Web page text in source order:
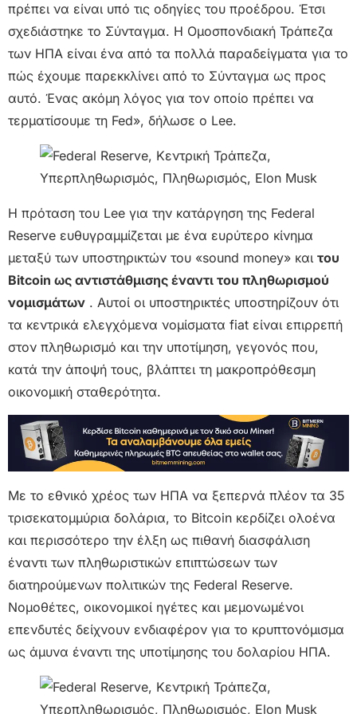
πρέπει να είναι υπό τις οδηγίες του προέδρου. Έτσι
σχεδιάστηκε το Σύνταγμα. Η Ομοσπονδιακή Τράπεζα
των ΗΠΑ είναι ένα από τα πολλά παραδείγματα για το
πώς έχουμε παρεκκλίνει από το Σύνταγμα ως προς
αυτό. Ένας ακόμη λόγος για τον οποίο πρέπει να
τερματίσουμε τη Fed», δήλωσε ο Lee.
Η πρόταση του Lee για την κατάργηση της Federal
Reserve ευθυγραμμίζεται με ένα ευρύτερο κίνημα
μεταξύ των υποστηρικτών του «sound money» και του
Bitcoin ως αντιστάθμισης έναντι του πληθωρισμού
νομισμάτων . Αυτοί οι υποστηρικτές υποστηρίζουν ότι
τα κεντρικά ελεγχόμενα νομίσματα fiat είναι επιρρεπή
στον πληθωρισμό και την υποτίμηση, γεγονός που,
κατά την άποψή τους, βλάπτει τη μακροπρόθεσμη
οικονομική σταθερότητα.
Με το εθνικό χρέος των ΗΠΑ να ξεπερνά πλέον τα 35
τρισεκατομμύρια δολάρια, το Bitcoin κερδίζει ολοένα
και περισσότερο την έλξη ως πιθανή διασφάλιση
έναντι των πληθωριστικών επιπτώσεων των
διατηρούμενων πολιτικών της Federal Reserve.
Νομοθέτες, οικονομικοί ηγέτες και μεμονωμένοι
επενδυτές δείχνουν ενδιαφέρον για το κρυπτονόμισμα
ως άμυνα έναντι της υποτίμησης του δολαρίου ΗΠΑ.